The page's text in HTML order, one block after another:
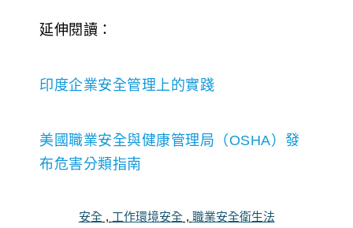
延伸閱讀：
印度企業安全管理上的實踐
美國職業安全與健康管理局（OSHA）發
布危害分類指南
安全, 工作環境安全, 職業安全衛生法